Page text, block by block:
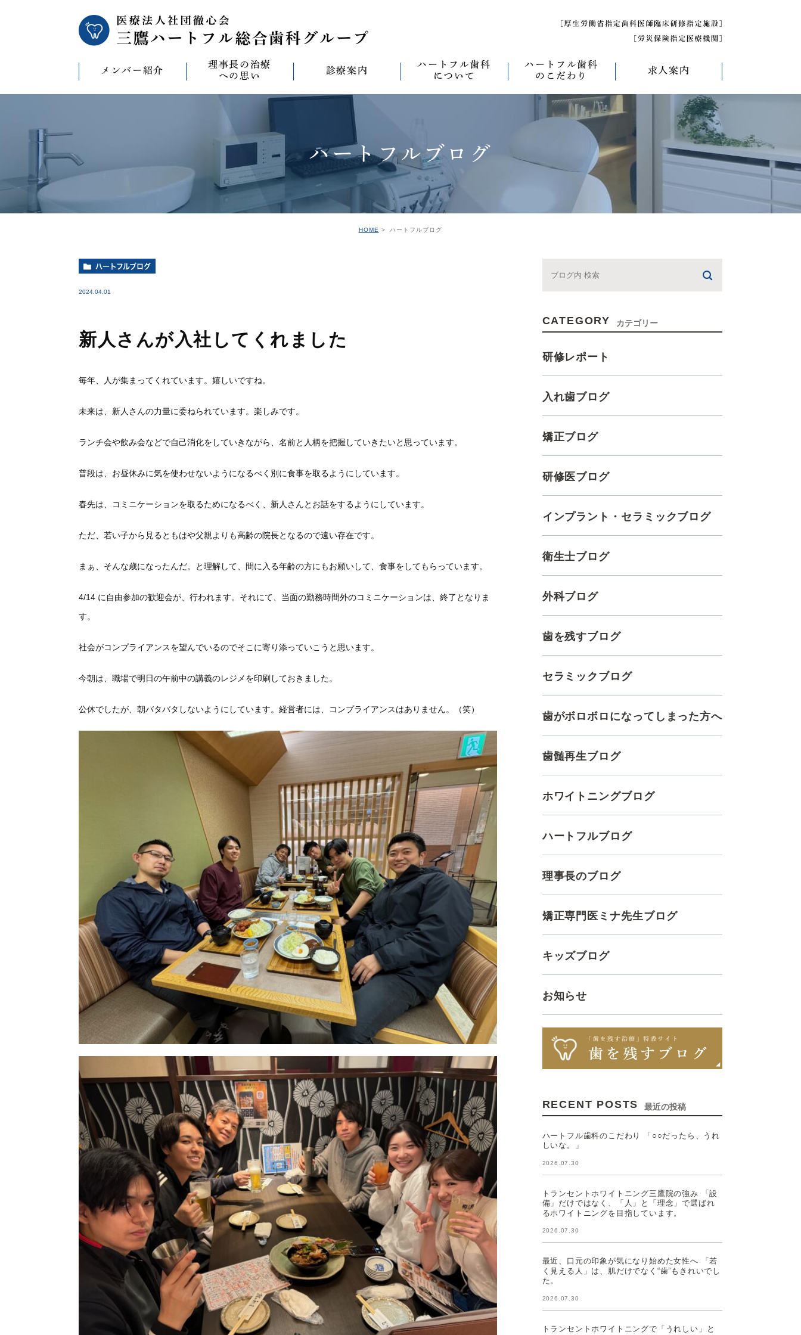
メンバー紹介
理事長の治療
への思い
CAD/CAM（オールセラミック治
療）への思い
バイコンインプラントへの思い
マウスピース型矯正装置（イン
ビザライン）への思い
診療案内
診療案内一覧
セラミック治療 ワンデイジルコニア治療
無菌化根管治療 予防・メンテナンス
インプラント オールオン4
ハートフル歯科
について
ハートフルの治療
院内設備
ハートフル歯科
グループ院の案内
ハートフル歯科
のこだわり
なるべく痛くない治療
なるべく削らない治療
なるべく抜かない治療
なるべく短期間の治療
滅菌管理について
求人案内
求人募集について
研修医募集
ハートフルブログ
HOME ハートフルブログ
ハートフルブログ
2024.04.01
新人さんが入社してくれました
毎年、人が集まってくれています。嬉しいですね。
未来は、新人さんの力量に委ねられています。楽しみです。
ランチ会や飲み会などで自己消化をしていきながら、名前と人柄を把握していきたいと思っています。
普段は、お昼休みに気を使わせないようになるべく別に食事を取るようにしています。
春先は、コミニケーションを取るためになるべく、新人さんとお話をするようにしています。
ただ、若い子から見るともはや父親より も高齢の院長となるので遠い存在です。
まぁ、そんな歳になったんだ。と理解して、間に入る年齢の方にもお願いして、食事をしてもらっています。
4/14 に自由参加の歓迎会が、行われます。それにて、当面の勤務時間外のコミニケーションは、終了となりま
す。
社会がコンプライアンスを望んでいるのでそこに寄り添っていこう と思います。
今朝は、職場で明日の午前中の講義のレジメを印刷しておきました。
公休でしたが、朝バタバタしないようにしています。 経営者には、コンプライアンスはありません。（笑）
CATEGORY カテゴリー
研修レポート
入れ歯ブログ
矯正ブログ
研修医ブログ
インプラント・セラミックブログ
衛生士ブログ
外科ブログ
歯を残すブログ
セラミックブログ
歯がボロボロになってしまった方へ
歯髄再生ブログ
ホワイトニングブログ
ハートフルブログ
理事長のブログ
矯正専門医ミナ先生ブログ
キッズブログ
お知らせ
RECENT POSTS 最近の投稿
ハートフル歯科のこだわり 「○○だったら、うれ
しいな。」
2026.07.30
トランセントホワイトニング三鷹院の強み 「設
備」だけではなく、「人」と「理念」で選ばれ
るホワイトニングを目指しています。
2026.07.30
最近、口元の印象が気になり始めた女性へ 「若
く見える人」は、肌だけでなく“歯”もきれいでし
た。
2026.07.30
トランセントホワイトニングで「うれしい」と